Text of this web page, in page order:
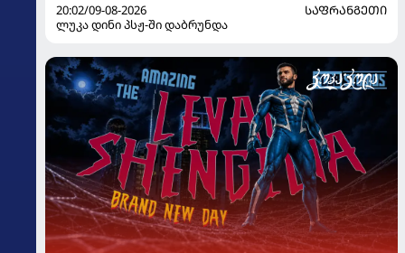
20:02/09-08-2026
ᲡᲐᲤᲠᲐᲜᲒᲔᲗᲘ
ლუკა დინი პსჟ-ში დაბრუნდა